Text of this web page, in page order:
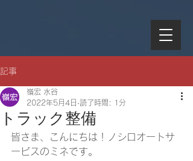
記事
トラック整備
嶺宏 水谷
2022年5月4日 読了時間: 1分
皆さま、こんにちは！ノシロオートサ
ービスのミネです。